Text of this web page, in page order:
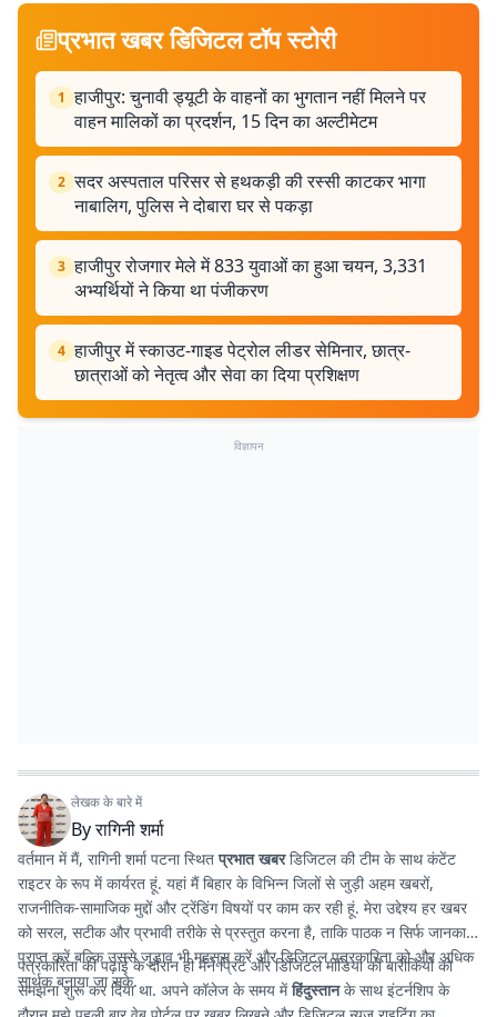
प्रभात खबर डिजिटल टॉप स्टोरी
1 हाजीपुर: चुनावी ड्यूटी के वाहनों का भुगतान नहीं मिलने पर
वाहन मालिकों का प्रदर्शन, 15 दिन का अल्टीमेटम
2 सदर अस्पताल परिसर से हथकड़ी की रस्सी काटकर भागा
नाबालिग, पुलिस ने दोबारा घर से पकड़ा
3 हाजीपुर रोजगार मेले में 833 युवाओं का हुआ चयन, 3,331
अभ्यर्थियों ने किया था पंजीकरण
4 हाजीपुर में स्काउट-गाइड पेट्रोल लीडर सेमिनार, छात्र-
छात्राओं को नेतृत्व और सेवा का दिया प्रशिक्षण
विज्ञापन
लेखक के बारे में
Byरागिनी शर्मा
वर्तमान में मैं, रागिनी शर्मा पटना स्थितप्रभात खबरडिजिटल की टीम के साथ कंटेंट
राइटर के रूप में कार्यरत हूं. यहां मैं बिहार के विभिन्न जिलों से जुड़ी अहम खबरों,
राजनीतिक-सामाजिक मुद्दों और ट्रेंडिंग विषयों पर काम कर रही हूं. मेरा उद्देश्य हर खबर
को सरल, सटीक और प्रभावी तरीके से प्रस्तुत करना है, ताकि पाठक न सिर्फ जानकारी
प्राप्त करें बल्कि उससे जुड़ाव भी महसूस करें और डिजिटल पत्रकारिता को और अधिक
सार्थक बनाया जा सके.
पत्रकारिता की पढ़ाई के दौरान ही मैंने प्रिंट और डिजिटल मीडिया की बारीकियों को
समझना शुरू कर दिया था. अपने कॉलेज के समय मेंहिंदुस्तानके साथ इंटर्नशिप के